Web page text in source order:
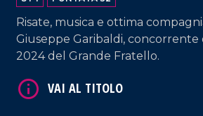
Risate, musica e ottima
Giuseppe Garibaldi, concorrente
2024 del Grande Fratello.
VAI AL TITOLO